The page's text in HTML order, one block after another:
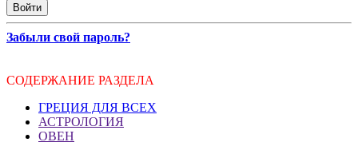
Забыли свой пароль?
СОДЕРЖАНИЕ РАЗДЕЛА
ГРЕЦИЯ ДЛЯ ВСЕХ
АСТРОЛОГИЯ
ОВЕН